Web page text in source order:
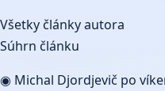
Všetky články autora
Súhrn článku
◉ Michal Djordjevič po